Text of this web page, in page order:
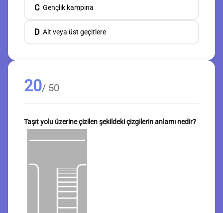
C Gençlik kampına
D Alt veya üst geçitlere
20/ 50
Taşıt yolu üzerine çizilen şekildeki çizgilerin anlamı nedir?